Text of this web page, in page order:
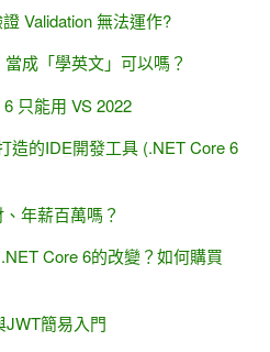
Validation 無法運作?
成「學英文」可以嗎？
只能用 VS 2022
造的IDE開發工具 (.NET Core 6
年薪百萬嗎？
Core 6的改變？如何購買
JWT簡易入門